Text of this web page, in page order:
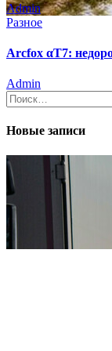
Admin
Разное
Arcfox αT7:
Admin
Найти:
Новые записи